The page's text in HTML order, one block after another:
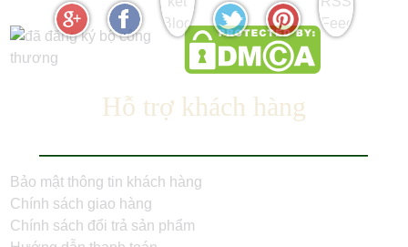
Hỗ trợ khách hàng
Bảo mật thông tin khách hàng
Chính sách giao hàng
Chính sách đổi trả sản phẩm